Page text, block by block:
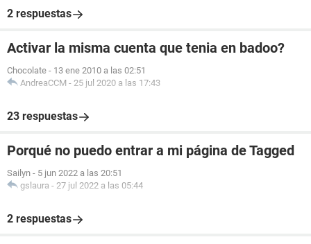
2 respuestas
Activar la misma cuenta que tenia en badoo?
Chocolate - 13 ene 2010 a las 02:51
AndreaCCM - 25 jul 2020 a las 17:43
23 respuestas
Porqué no puedo entrar a mi página de Tagged
Sailyn - 5 jun 2022 a las 20:51
gslaura - 27 jul 2022 a las 05:44
2 respuestas